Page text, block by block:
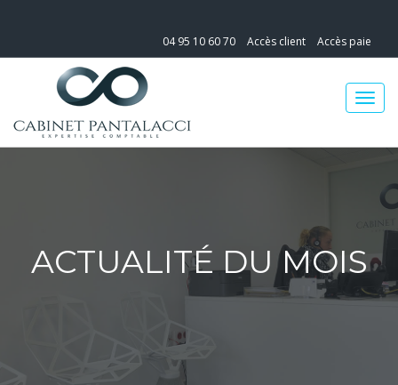
04 95 10 60 70 Accès client Accès paie
ACTUALITÉ DU MOIS